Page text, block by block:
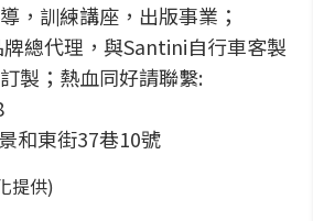
，訓練講座，出版事業；
總代理，與Santini自行車客製
製；熱血同好請聯繫:
和東街37巷10號
提供)